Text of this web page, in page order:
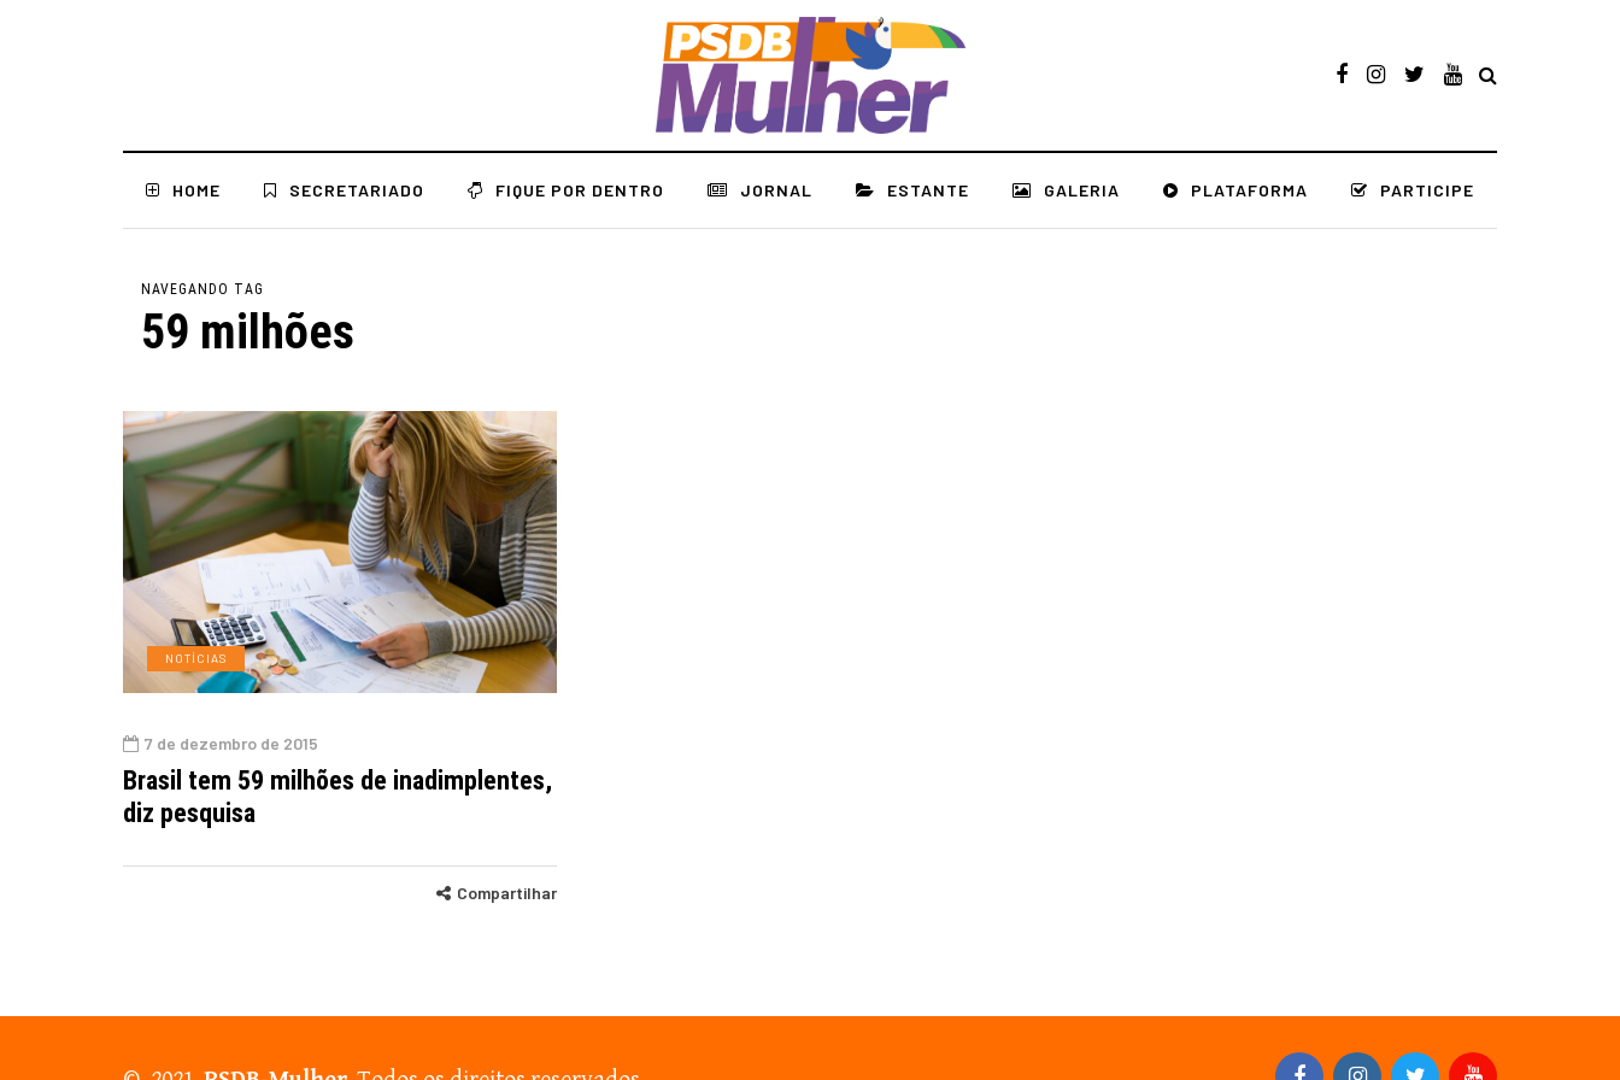
HOME SECRETARIADO FIQUE POR DENTRO JORNAL ESTANTE GALERIA PLATAFORMA PARTICIPE
NAVEGANDO TAG
59 milhões
NOTÍCIAS
7 de dezembro de 2015
Brasil tem 59 milhões de inadimplentes,
diz pesquisa
Compartilhar